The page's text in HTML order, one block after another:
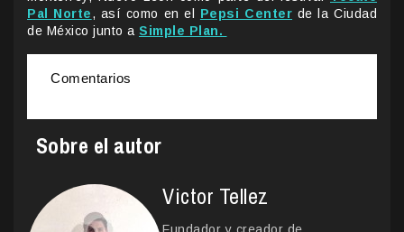
Pal Norte, así como en el Pepsi Center de la Ciudad
de México junto a Simple Plan.
Comentarios
Sobre el autor
Victor Tellez